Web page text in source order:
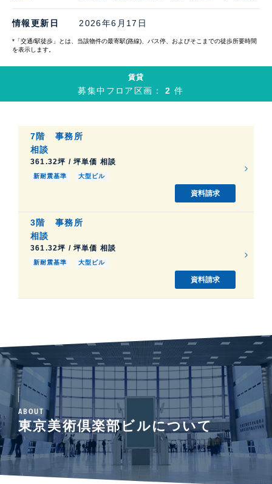
情報更新日 2026年6月17日
*「交通/駅徒歩」とは、当該物件の最寄駅(路線)、バス停、およびそこまでの徒歩所要時間
を表示します。
賃貸
募集中フロア区画：2件
7階 事務所
相談
361.32坪 / 坪単価 相談
新耐震基準 大型ビル
資料請求
3階 事務所
相談
361.32坪 / 坪単価 相談
新耐震基準 大型ビル
資料請求
ABOUT
東京美術倶楽部ビルについて